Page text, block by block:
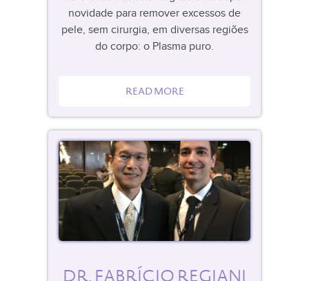
novidade para remover excessos de
pele, sem cirurgia, em diversas regiões
do corpo: o Plasma puro.
READ MORE
DR. FABRÍCIO REGIANI